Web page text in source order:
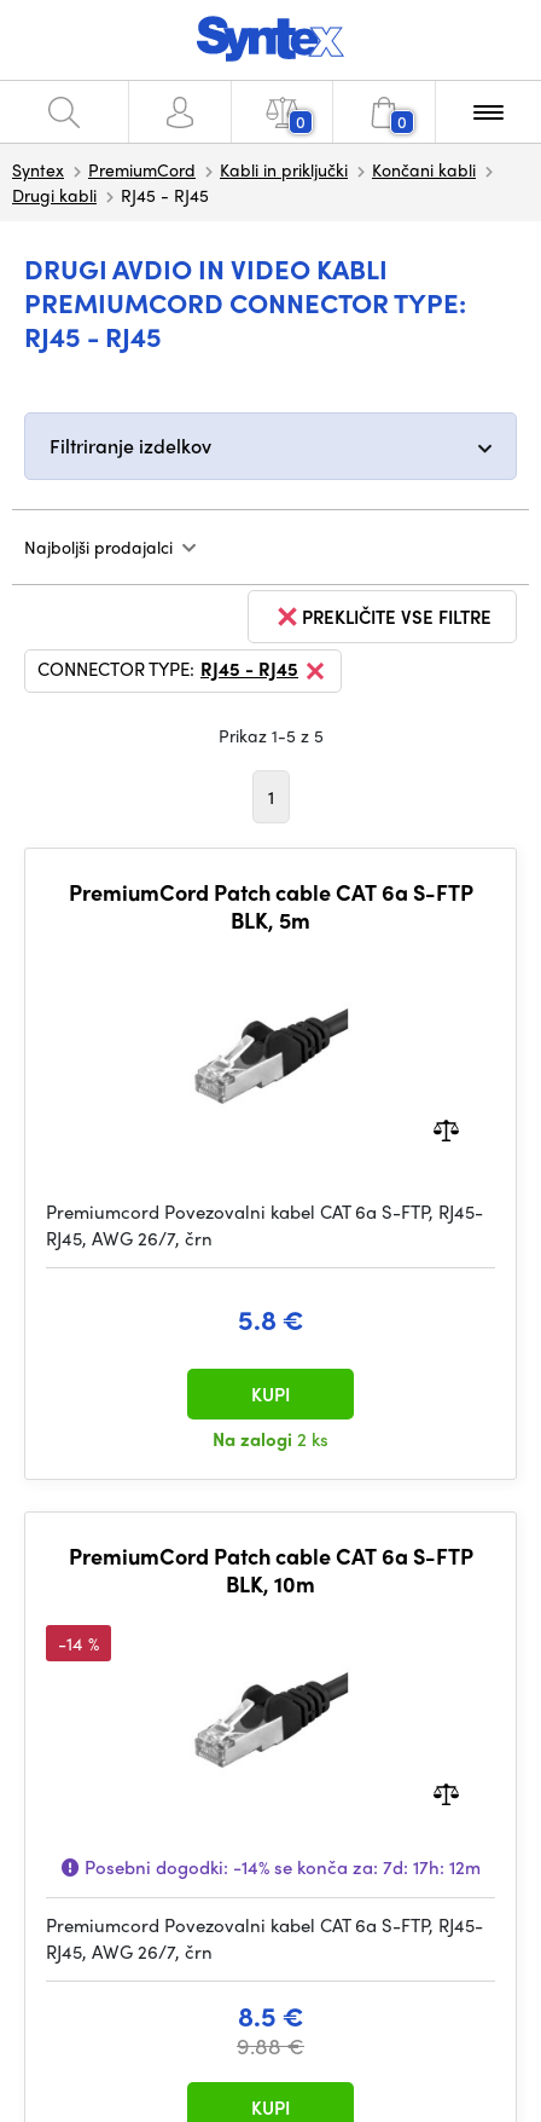
0 0
Syntex PremiumCord Kabli in priključki
Končani kabli
Drugi kabli
RJ45 - RJ45
DRUGI AVDIO IN VIDEO KABLI
PREMIUMCORD CONNECTOR TYPE:
RJ45 - RJ45
Filtriranje izdelkov
Najboljši prodajalci
PREKLIČITE VSE FILTRE
CONNECTOR TYPE: RJ45 - RJ45
Prikaz 1-5 z 5
1
PremiumCord Patch cable CAT 6a S-FTP
BLK, 5m
Premiumcord Povezovalni kabel CAT 6a S-FTP, RJ45-
RJ45, AWG 26/7, črn
5.8 €
Na zalogi 2 ks
KUPI
PremiumCord Patch cable CAT 6a S-FTP
BLK, 10m
-14 %
Posebni dogodki: -14%se konča za: 7d: 17h: 12m
Premiumcord Povezovalni kabel CAT 6a S-FTP, RJ45-
RJ45, AWG 26/7, črn
8.5 €
9.88 €
KUPI